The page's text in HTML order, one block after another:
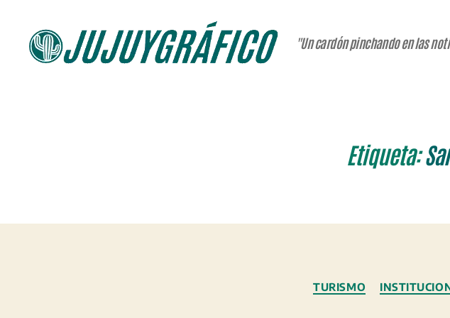
"Un cardón pinchando en las
Etiqueta:
TURISMO